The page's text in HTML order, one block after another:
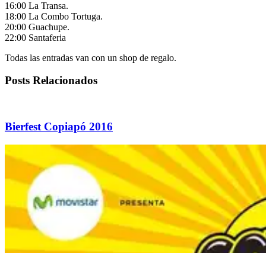
16:00 La Transa.
18:00 La Combo Tortuga.
20:00 Guachupe.
22:00 Santaferia
Todas las entradas van con un shop de regalo.
Posts Relacionados
Bierfest Copiapó 2016